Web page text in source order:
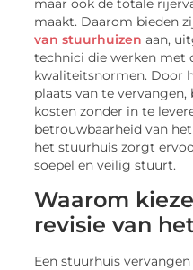
maar ook de totale
maakt. Daarom bieden
van stuurhuizen aan,
technici die werken met
kwaliteitsnormen. Door
plaats van te vervangen,
kosten zonder in te
betrouwbaarheid van
het stuurhuis zorgt
soepel en veilig stuurt.
Waarom
revisie van
Een stuurhuis